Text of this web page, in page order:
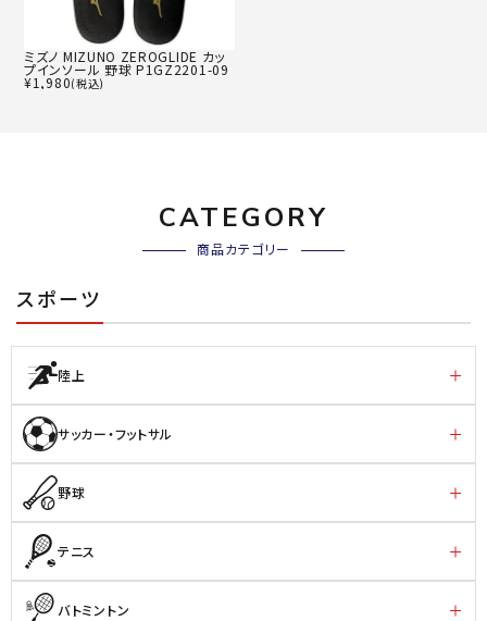
ミズノ MIZUNO ZEROGLIDE カッ
プインソール 野球 P1GZ2201-09
¥1,980(税込)
CATEGORY
商品カテゴリー
スポーツ
陸上
サッカー・フットサル
野球
テニス
バトミントン